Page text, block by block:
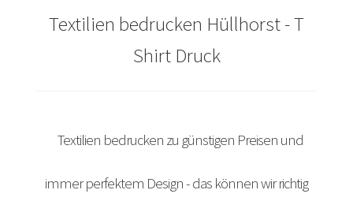
Berufsbekleidung
Textilien bedrucken Hüllhorst - T
Shirt Druck
Textilien bedrucken zu günstigen Preisen und
immer perfektem Design - das können wir richtig